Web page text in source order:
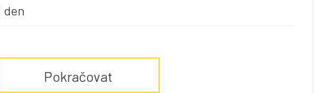
den
Pokračovat